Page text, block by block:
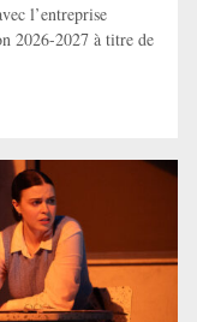
l’entreprise
2026-2027 à titre de